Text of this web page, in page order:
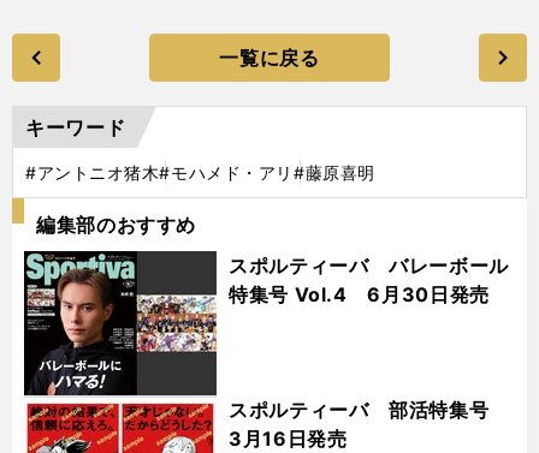
一覧に戻る
キーワード
#アントニオ猪木#モハメド・アリ #藤原喜明
編集部のおすすめ
スポルティーバ バレーボール
特集号 Vol.4 6月30日発売
スポルティーバ 部活特集号
3月16日発売